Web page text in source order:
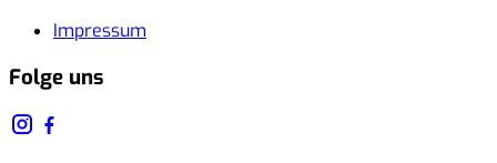
Impressum
Folge uns